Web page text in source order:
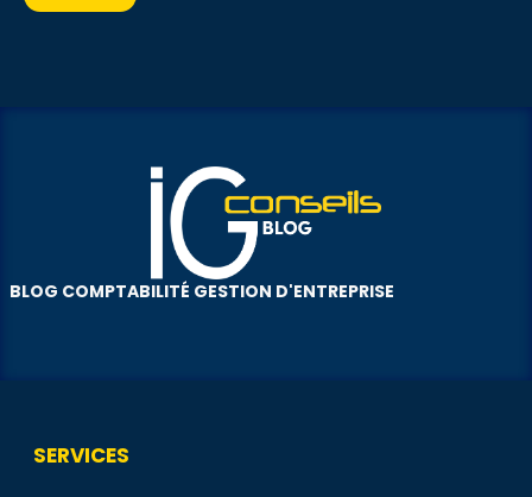
BLOG COMPTABILITÉ GESTION D'ENTREPRISE
SERVICES